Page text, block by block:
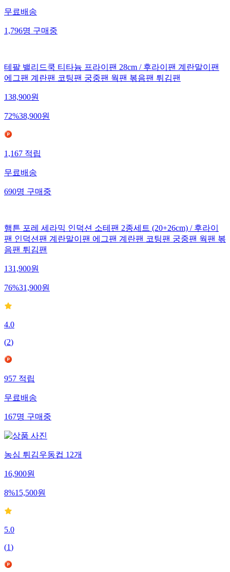
무료배송
1,796명 구매중
테팔 밸리드쿡 티타늄 프라이팬 28cm / 후라이팬 계란말이팬
에그팬 계란팬 코팅팬 궁중팬 웍팬 볶음팬 튀김팬
138,900원
72%38,900원
1,167 적립
무료배송
690명 구매중
햄튼 포레 세라믹 인덕션 소테팬 2종세트 (20+26cm) / 후라이
팬 인덕션팬 계란말이팬 에그팬 계란팬 코팅팬 궁중팬 웍팬 볶
음팬 튀김팬
131,900원
76%31,900원
4.0
(2)
957 적립
무료배송
167명 구매중
농심 튀김우동컵 12개
16,900원
8%15,500원
5.0
(1)